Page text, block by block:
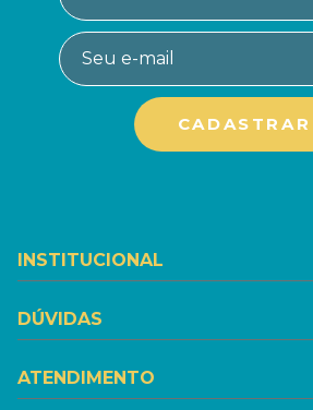
INSTITUCIONAL
DÚVIDAS
ATENDIMENTO